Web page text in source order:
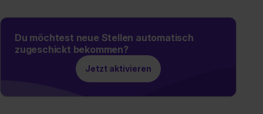
Du möchtest neue Stellen automatisch
zugeschickt bekommen?
Jetzt aktivieren